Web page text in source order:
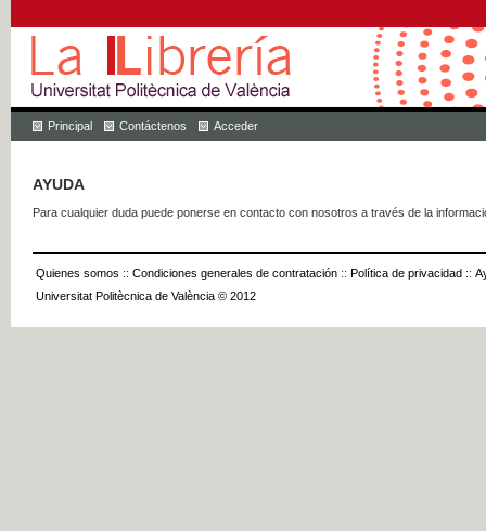
Principal Contáctenos Acceder
AYUDA
Para cualquier duda puede ponerse en contacto con nosotros a través de la
Quienes somos :: Condiciones generales de contratación :: Política de privacidad ::
Universitat Politècnica de València © 2012